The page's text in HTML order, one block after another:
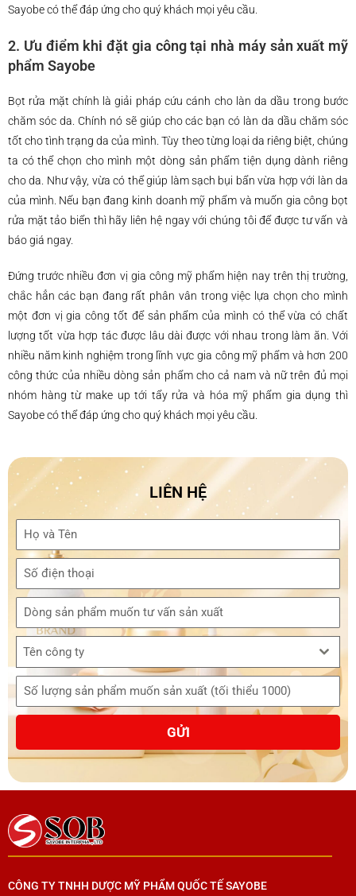
Sayobe có thể đáp ứng cho quý khách mọi yêu cầu.
2. Ưu điểm khi đặt gia công tại nhà máy sản xuất mỹ
phẩm Sayobe
Bọt rửa mặt chính là giải pháp cứu cánh cho làn da dầu trong bước
chăm sóc da. Chính nó sẽ giúp cho các bạn có làn da dầu chăm sóc
tốt cho tình trạng da của mình. Tùy theo từng loại da riêng biệt, chúng
ta có thể chọn cho mình một dòng sản phẩm tiện dụng dành riêng
cho da. Như vậy, vừa có thể giúp làm sạch bụi bẩn vừa hợp với làn da
của mình. Nếu bạn đang kinh doanh mỹ phẩm và muốn gia công bọt
rửa mặt tảo biển thì hãy liên hệ ngay với chúng tôi để được tư vấn và
báo giá ngay.
Đứng trước nhiều đơn vị gia công mỹ phẩm hiện nay trên thị trường,
chắc hẳn các bạn đang rất phân vân trong việc lựa chọn cho mình
một đơn vị gia công tốt để sản phẩm của mình có thể vừa có chất
lượng tốt vừa hợp tác được lâu dài được với nhau trong làm ăn. Với
nhiều năm kinh nghiệm trong lĩnh vực gia công mỹ phẩm và hơn 200
công thức của nhiều dòng sản phẩm cho cả nam và nữ trên đủ mọi
nhóm hàng từ make up tới tẩy rửa và hóa mỹ phẩm gia dụng thì
Sayobe có thể đáp ứng cho quý khách mọi yêu cầu.
LIÊN HỆ
Tên công ty
GỬI
CÔNG TY TNHH DƯỢC MỸ PHẨM QUỐC TẾ SAYOBE